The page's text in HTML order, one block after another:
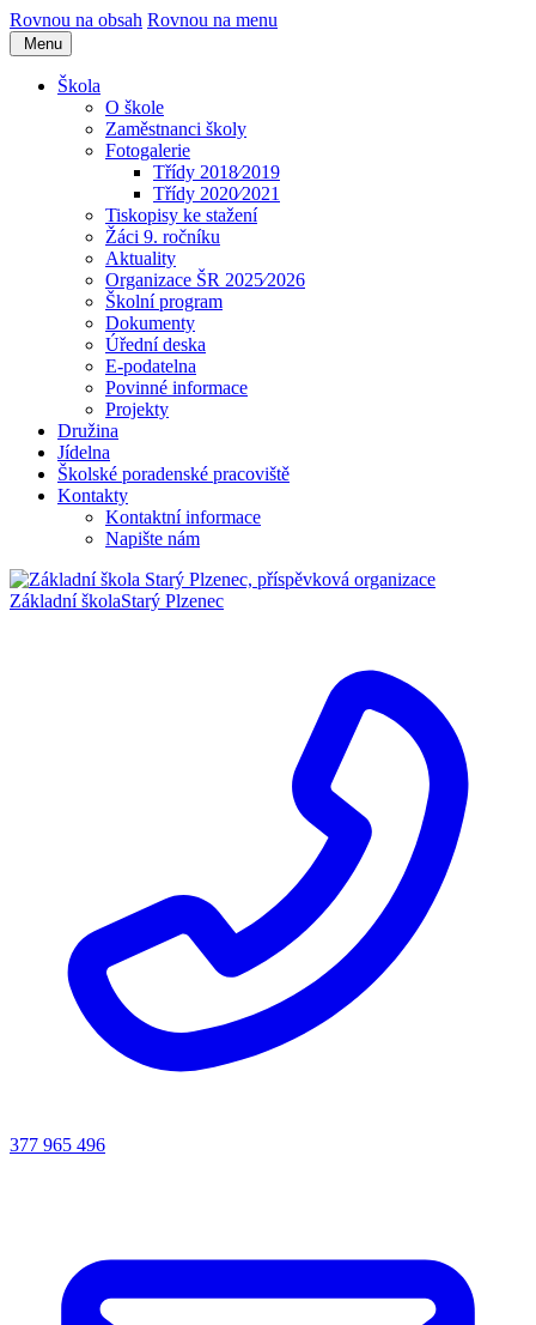
Rovnou na obsah Rovnou na menu
Menu
Škola
O škole
Zaměstnanci školy
Fotogalerie
Třídy 2018⁄2019
Třídy 2020⁄2021
Tiskopisy ke stažení
Žáci 9. ročníku
Aktuality
Organizace ŠR 2025⁄2026
Školní program
Dokumenty
Úřední deska
E-podatelna
Povinné informace
Projekty
Družina
Jídelna
Školské poradenské pracoviště
Kontakty
Kontaktní informace
Napište nám
Základní školaStarý Plzenec
377 965 496